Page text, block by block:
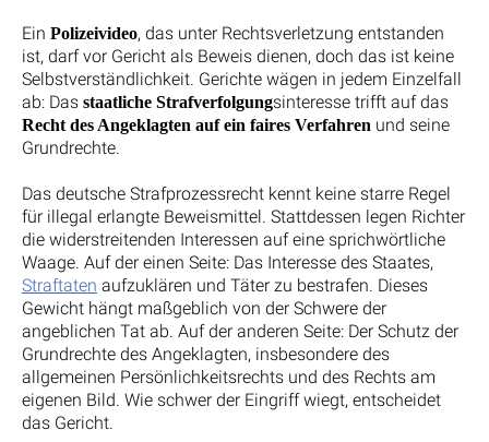
Ein Polizeivideo, das unter Rechtsverletzung entstanden
ist, darf vor Gericht als Beweis dienen, doch das ist keine
Selbstverständlichkeit. Gerichte wägen in jedem Einzelfall
ab: Das staatliche Strafverfolgungsinteresse trifft auf das
Recht des Angeklagten auf ein faires Verfahren und seine
Grundrechte.
Das deutsche Strafprozessrecht kennt keine starre Regel
für illegal erlangte Beweismittel. Stattdessen legen Richter
die widerstreitenden Interessen auf eine sprichwörtliche
Waage. Auf der einen Seite: Das Interesse des Staates,
Straftaten aufzuklären und Täter zu bestrafen. Dieses
Gewicht hängt maßgeblich von der Schwere der
angeblichen Tat ab. Auf der anderen Seite: Der Schutz der
Grundrechte des Angeklagten, insbesondere des
allgemeinen Persönlichkeitsrechts und des Rechts am
eigenen Bild. Wie schwer der Eingriff wiegt, entscheidet
das Gericht.